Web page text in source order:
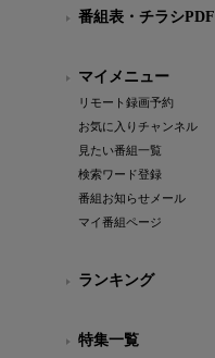
番組表・チラシPDF
マイメニュー
リモート録画予約
お気に入りチャンネル
見たい番組一覧
検索ワード登録
番組お知らせメール
マイ番組ページ
ランキング
特集一覧